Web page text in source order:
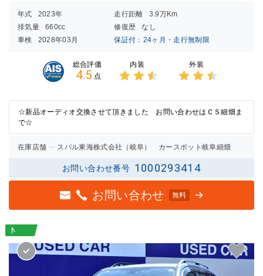
年式 2023年 走行距離
3.9万Km
排気量
660cc 修復歴
なし
車検
2028年03月 保証付：24ヶ月・走行無制限
総合評価
4.5 点
内装
2.5点
の評価
外装
2.5点
の評価
☆新品オーディオ交換させて頂きました お問い合わせはＣＳ細畑ま
で☆
在庫店舗 スバル東海株式会社（岐阜） カースポット岐阜細畑
お問い合わせ番号 1000293414
お問い合わせ 無料